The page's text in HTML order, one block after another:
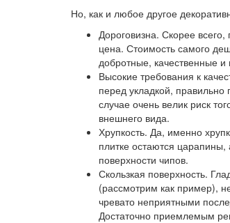
Но, как и любое другое
Дороговизна. Скорее
цена. Стоимость самого
добротные, качественные и
Высокие требования к
перед укладкой,
случае очень велик риск
внешнего вида.
Хрупкость. Да, именно
плитке остаются
поверхности чипов.
Скользкая поверхность.
(рассмотрим как пример),
чревато неприятными
Достаточно приемлемым